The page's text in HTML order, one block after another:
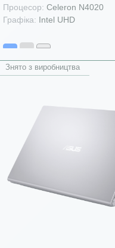
Процесор: Celeron N4020
Графіка: Intel UHD
Знято з виробництва